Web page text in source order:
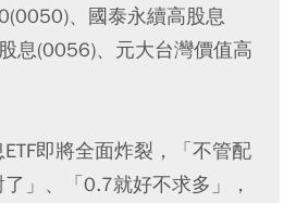
、國泰永續高股息
息(0056)、元大台灣價值高
即將全面炸裂，「不管配
」、「0.7就好不求多」，